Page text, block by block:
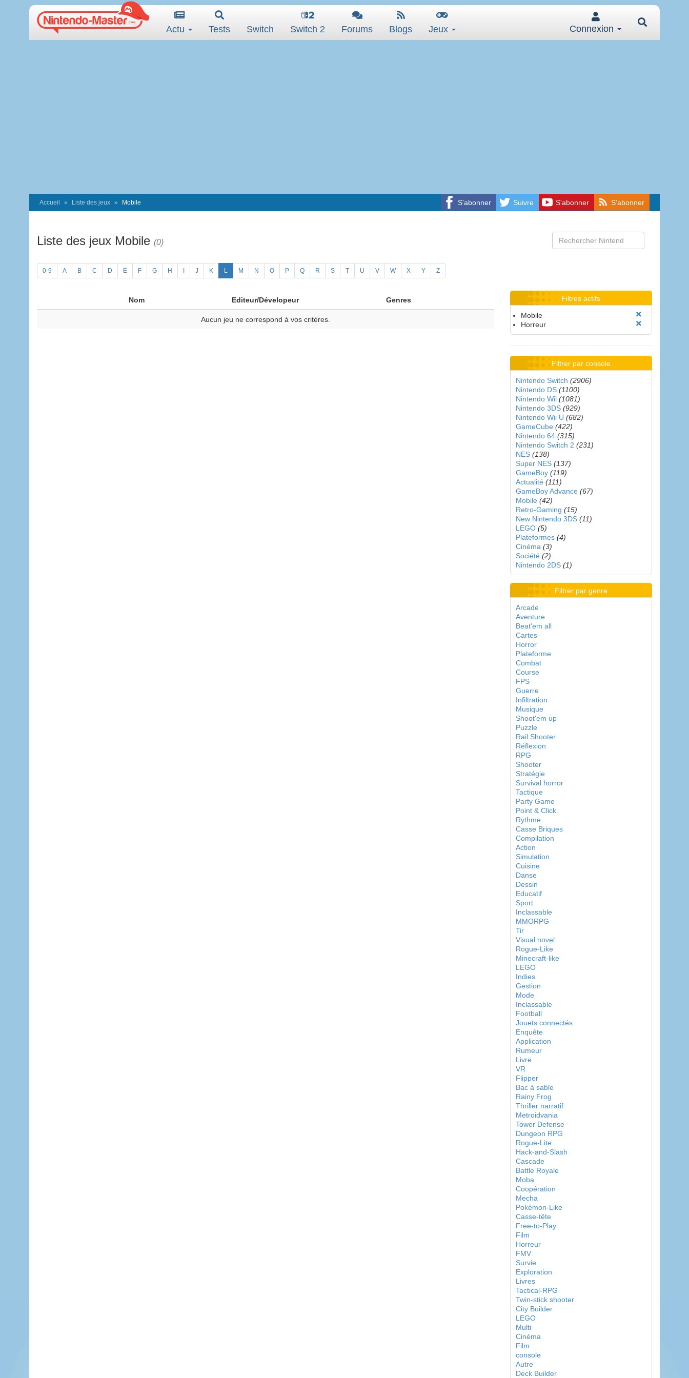
Actu Tests Switch Switch 2 Forums Blogs Jeux Connexion
S'abonner Suivre S'abonner S'abonner
Accueil Liste des jeux Mobile
Liste des jeux Mobile (0)
0-9 A B C D E F G H J K L M N O P Q R S T U V W X Y Z
Nom Editeur/Dévelopeur Genres
Aucun jeu ne correspond à vos critères.
Filtres actifs
Mobile
Horreur
Filtrer par console
Nintendo Switch (2906)
Nintendo DS (1100)
Nintendo Wii (1081)
Nintendo 3DS (929)
Nintendo Wii U (682)
GameCube (422)
Nintendo 64 (315)
Nintendo Switch 2 (231)
NES (138)
Super NES (137)
GameBoy (119)
Actualité (111)
GameBoy Advance (67)
Mobile (42)
Retro-Gaming (15)
New Nintendo 3DS (11)
LEGO (5)
Plateformes (4)
Cinéma (3)
Société (2)
Nintendo 2DS (1)
Filtrer par genre
Arcade
Aventure
Beat'em all
Cartes
Horror
Plateforme
Combat
Course
FPS
Guerre
Infiltration
Musique
Shoot'em up
Puzzle
Rail Shooter
Réflexion
RPG
Shooter
Stratégie
Survival horror
Tactique
Party Game
Point & Click
Rythme
Casse Briques
Compilation
Action
Simulation
Cuisine
Danse
Dessin
Educatif
Sport
Inclassable
MMORPG
Tir
Visual novel
Rogue-Like
Minecraft-like
LEGO
Indies
Gestion
Mode
Inclassable
Football
Jouets connectés
Enquête
Application
Rumeur
Livre
VR
Flipper
Bac à sable
Rainy Frog
Thriller narratif
Metroidvania
Tower Defense
Dungeon RPG
Rogue-Lite
Hack-and-Slash
Cascade
Battle Royale
Moba
Coopération
Mecha
Pokémon-Like
Casse-tête
Free-to-Play
Film
Horreur
FMV
Survie
Exploration
Livres
Tactical-RPG
Twin-stick shooter
City Builder
LEGO
Multi
Cinéma
Film
console
Autre
Deck Builder